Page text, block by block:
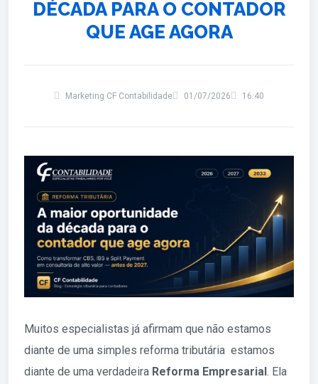
DÉCADA PARA O CONTADOR
QUE AGE AGORA
Marketing CF Contabilidade 01/07/2026 16:40
Muitos especialistas já afirmam que não estamos
diante de uma simples reforma tributária estamos
diante de uma verdadeira Reforma Empresarial. Ela